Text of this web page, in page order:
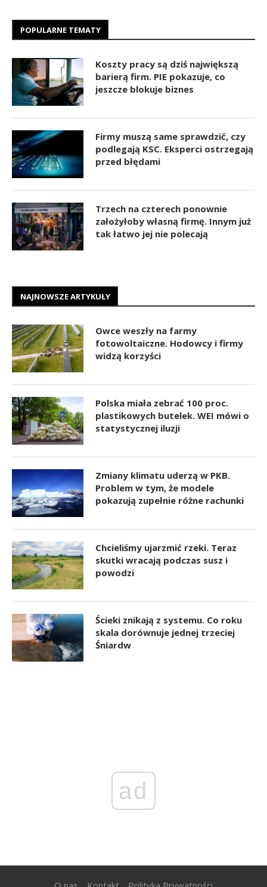
POPULARNE TEMATY
Koszty pracy są dziś największą
barierą firm. PIE pokazuje, co
jeszcze blokuje biznes
Firmy muszą same sprawdzić, czy
podlegają KSC. Eksperci ostrzegają
przed błędami
Trzech na czterech ponownie
założyłoby własną firmę. Innym już
tak łatwo jej nie polecają
NAJNOWSZE ARTYKUŁY
Owce weszły na farmy
fotowoltaiczne. Hodowcy i firmy
widzą korzyści
Polska miała zebrać 100 proc.
plastikowych butelek. WEI mówi o
statystycznej iluzji
Zmiany klimatu uderzą w PKB.
Problem w tym, że modele
pokazują zupełnie różne rachunki
Chcieliśmy ujarzmić rzeki. Teraz
skutki wracają podczas susz i
powodzi
Ścieki znikają z systemu. Co roku
skala dorównuje jednej trzeciej
Śniardw
ad